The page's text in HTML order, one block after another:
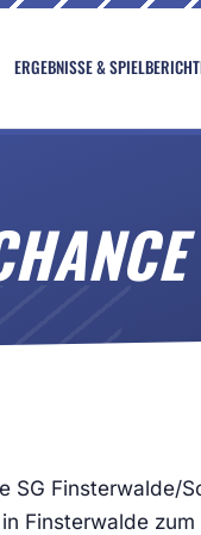
ERGEBNISSE &
SG Finsterwalde/
Finsterwalde zum